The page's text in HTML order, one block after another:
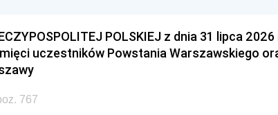
POLSKIEJ z dnia 31 lipca 2026
uczestników Powstania Warszawskiego
767